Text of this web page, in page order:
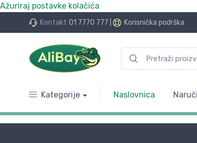
Ažuriraj postavke kolačića
Kontakt 01 7770 777 Korisnička podrška
Kategorije Naslovnica